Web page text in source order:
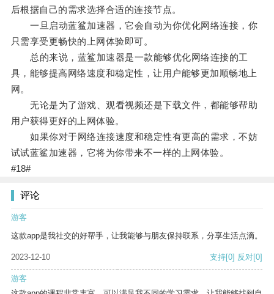
后根据自己的需求选择合适的连接节点。
一旦启动蓝鲨加速器，它会自动为你优化网络连接，你
只需享受更畅快的上网体验即可。
总的来说，蓝鲨加速器是一款能够优化网络连接的工
具，能够提高网络速度和稳定性，让用户能够更加顺畅地上
网。
无论是为了游戏、观看视频还是下载文件，都能够帮助
用户获得更好的上网体验。
如果你对于网络连接速度和稳定性有更高的需求，不妨
试试蓝鲨加速器，它将为你带来不一样的上网体验。
#18#
评论
游客
这款app是我社交的好帮手，让我能够与朋友保持联系，分享生活点滴。
2023-12-10 支持[0] 反对[0]
游客